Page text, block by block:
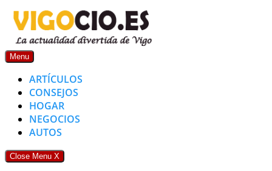
Skip
content
Menu
ARTÍCULOS
CONSEJOS
HOGAR
NEGOCIOS
AUTOS
Close Menu X